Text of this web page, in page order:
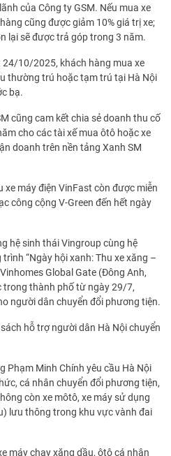
của Công ty GSM. Nếu mua xe
cũng được giảm 10% giá trị xe;
lại sẽ được trả góp trong 3 năm.
10/2025, khách hàng mua xe
thường trú hoặc tạm trú tại Hà Nội
bạ.
cũng cam kết chia sẻ doanh thu cố
cho các tài xế mua ôtô hoặc xe
doanh trên nền tảng Xanh SM
máy điện VinFast còn được miễn
công cộng V-Green đến hết ngày
hệ sinh thái Vingroup cùng hệ
“Ngày hội xanh: Thu xe xăng –
Global Gate (Đông Anh,
trong thành phố từ ngày 29/7,
người dân chuyển đổi phương tiện.
Phạm Minh Chính yêu cầu Hà Nội
cá nhân chuyển đổi phương tiện,
còn xe môtô, xe máy sử dụng
lưu thông trong khu vực vành đai
máy chạy xăng dầu, ôtô cá nhân